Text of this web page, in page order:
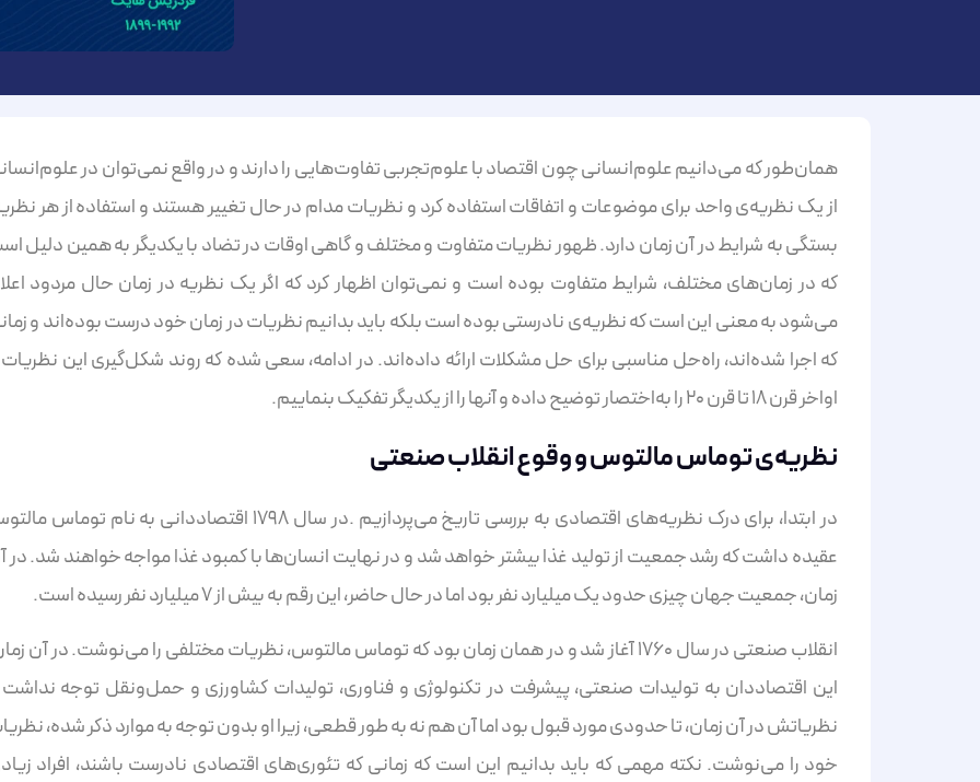
همان‌طور که می‌دانیم علوم‌انسانی چون اقتصاد با علوم‌تجربی تفاوت‌هایی را دارند و در واقع نمی‌توان در
از یک نظریه‌ی واحد برای موضوعات و اتفاقات استفاده کرد و نظریات مدام در حال تغییر هستند و استفاده از هر
بستگی به شرایط در آن زمان دارد. ظهور نظریات متفاوت و مختلف و گاهی اوقات در تضاد با یکدیگر به همین دلیل
که در زمان‌های مختلف، شرایط متفاوت بوده است و نمی‌توان اظهار کرد که اگر یک نظریه در زمان حال مردود
می‌شود به معنی این است که نظریه‌ی نادرستی بوده است بلکه باید بدانیم نظریات در زمان خود درست بوده‌اند و
که اجرا شده‌اند، راه‌حل مناسبی برای حل مشکلات ارائه داده‌اند. در ادامه، سعی شده که روند شکل‌گیری این نظریات
اواخر قرن ۱۸ تا قرن ۲۰ را به‌اختصار توضیح داده و آنها را از یکدیگر تفکیک بنماییم.
نظریه‌ی توماس مالتوس و وقوع انقلاب صنعتی
در ابتدا، برای درک نظریه‌های اقتصادی به بررسی تاریخ می‌پردازیم .در سال ۱۷۹۸ اقتصاددانی به نام توماس
عقیده داشت که رشد جمعیت از تولید غذا بیشتر خواهد شد و در نهایت انسان‌ها با کمبود غذا مواجه خواهند شد. در
زمان، جمعیت جهان چیزی حدود یک میلیارد نفر بود اما در حال حاضر، این رقم به بیش از ۷ میلیارد نفر رسیده است.
انقلاب صنعتی در سال ۱۷۶۰ آغاز شد و در همان زمان بود که توماس مالتوس، نظریات مختلفی را می‌نوشت. در آن
این اقتصاددان به تولیدات صنعتی، پیشرفت در تکنولوژی و فناوری، تولیدات کشاورزی و حمل‌ونقل توجه
نظریاتش در آن زمان، تا حدودی مورد قبول بود اما آن هم نه به طور قطعی، زیرا او بدون توجه به موارد ذکر شده،
خود را می‌نوشت. نکته مهمی که باید بدانیم این است که زمانی که تئوری‌های اقتصادی نادرست باشند، افراد